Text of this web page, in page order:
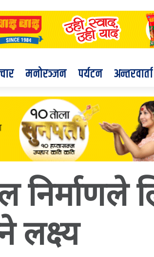
मनोरञ्जन पर्यटन अन्तरवार्ता